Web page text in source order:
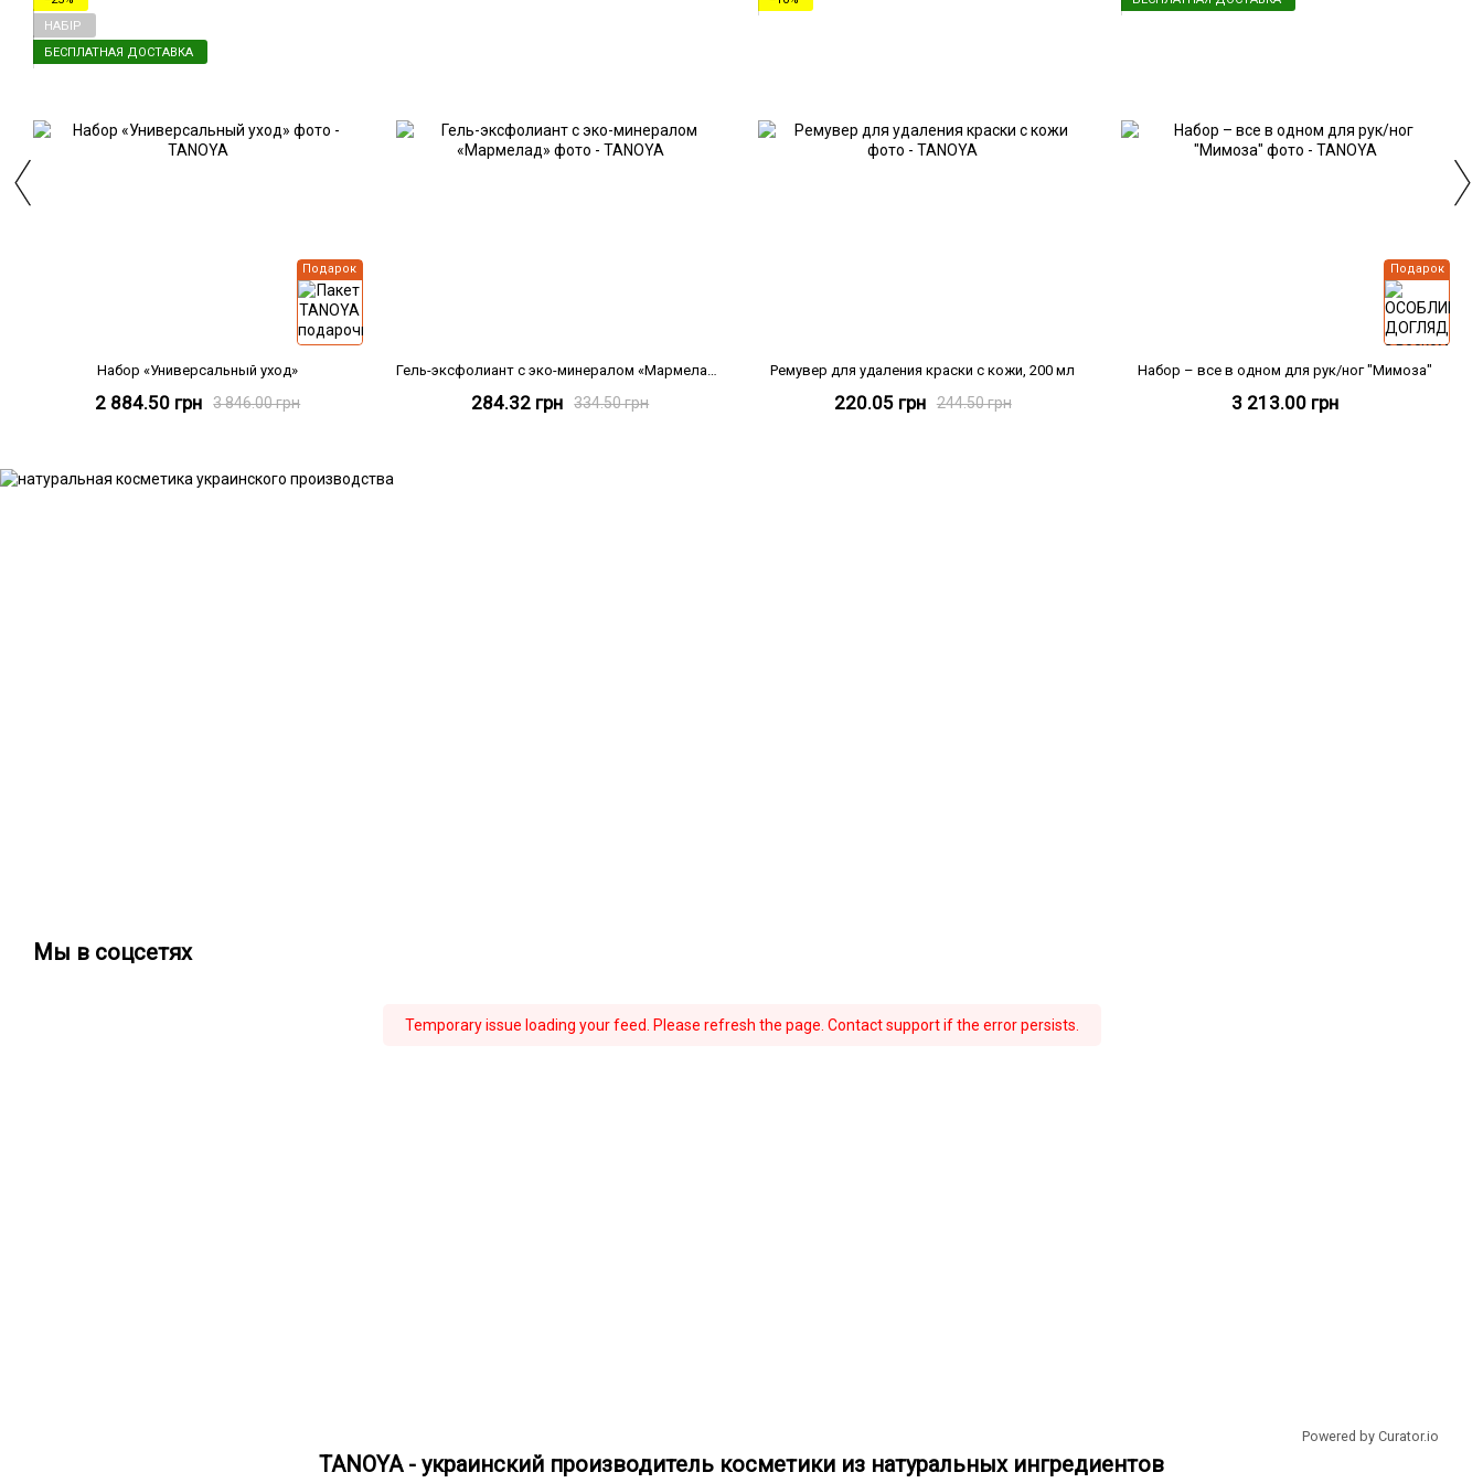
Подарок
НАБІР
БЕСПЛАТНАЯ ДОСТАВКА
Набор «Универсальный уход»
3 846.00 грн
2 884.50 грн
Гель-эксфолиант с эко-минералом «Мармелад», 500 мл
334.50 грн
284.32 грн
Ремувер для удаления краски с кожи, 200 мл
244.50 грн
220.05 грн
Подарок
Набор – все в одном для рук/ног "Мимоза"
3 213.00 грн
Мы в соцсетях
Temporary issue loading your feed. Please refresh the page. Contact support if the error persists.
Powered by Curator.io
TANOYA - украинский производитель косметики из натуральных ингредиентов